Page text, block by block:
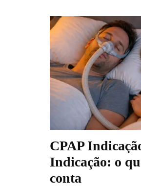
CPAP
Indicação: o
conta